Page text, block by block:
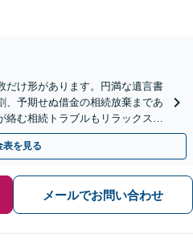
だけ形があります。円満な遺言書
、予期せぬ借金の相続放棄まであ
絡む相続トラブルもリラックスし
。
表を見る
メールでお問い合わせ